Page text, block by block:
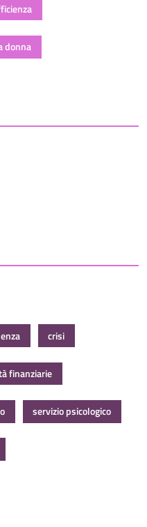
donna
crisi
finanziarie
servizio psicologico